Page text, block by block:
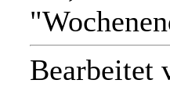
Bearbeitet